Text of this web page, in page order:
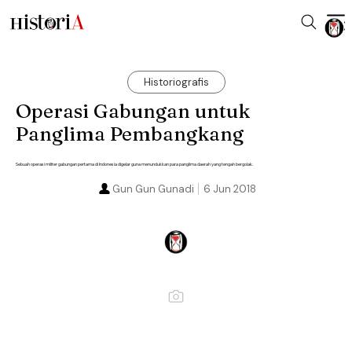
Historiografis
Operasi Gabungan untuk
Panglima Pembangkang
Sebuah operasi militer gabungan pertama di Indonesia digelar guna menundukkan para panglima daerah yang tengah bergolak.
6 Jun 2018
Gun Gun Gunadi